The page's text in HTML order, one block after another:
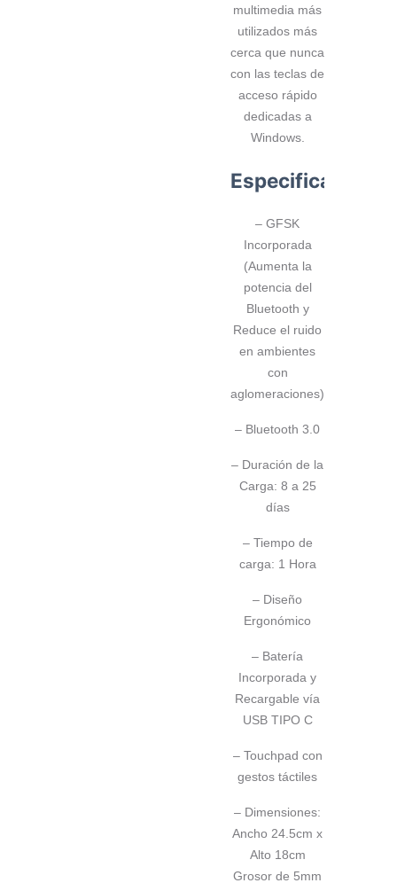
multimedia más
utilizados más
cerca que nunca
con las teclas de
acceso rápido
dedicadas a
Windows.
Especificaciones
– GFSK
Incorporada
(Aumenta la
potencia del
Bluetooth y
Reduce el ruido
en ambientes
con
aglomeraciones)
– Bluetooth 3.0
– Duración de la
Carga: 8 a 25
días
– Tiempo de
carga: 1 Hora
– Diseño
Ergonómico
– Batería
Incorporada y
Recargable vía
USB TIPO C
– Touchpad con
gestos táctiles
– Dimensiones:
Ancho 24.5cm x
Alto 18cm
Grosor de 5mm